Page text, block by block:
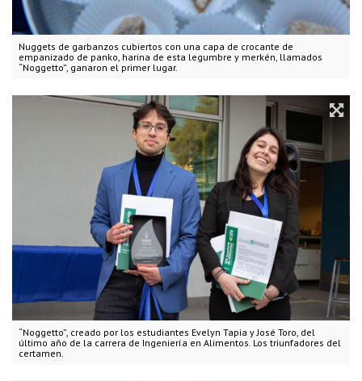
Nuggets de garbanzos cubiertos con una capa de crocante de
empanizado de panko, harina de esta legumbre y merkén, llamados
“Noggetto”, ganaron el primer lugar.
“Noggetto”, creado por los estudiantes Evelyn Tapia y José Toro, del
último año de la carrera de Ingeniería en Alimentos. Los triunfadores del
certamen.